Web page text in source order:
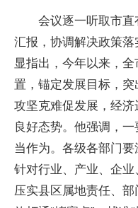
会议逐一听取市
汇报，协调解决政策
显指出，今年以来，
置，锚定发展目标，突
攻坚克难促发展，经
良好态势。他强调，
当作为。各级各部门要
针对行业、产业、企业
压实县区属地责任、